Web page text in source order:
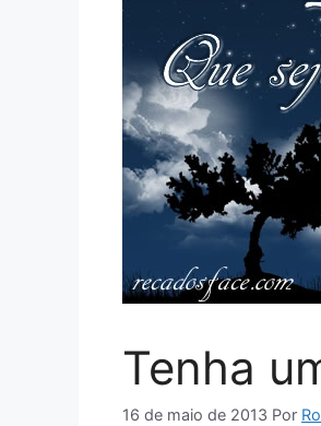
Tenha
16 de maio de 2013 Por